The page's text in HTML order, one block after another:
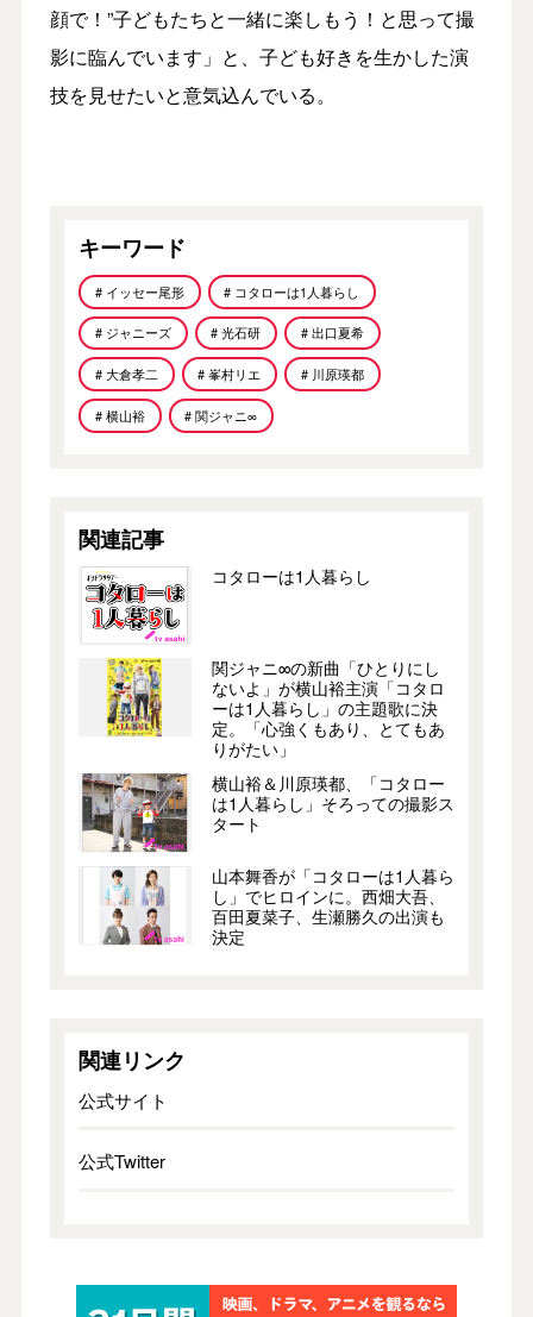
顔で！”子どもたちと一緒に楽しもう！と思って撮
影に臨んでいます」と、子ども好きを生かした演
技を見せたいと意気込んでいる。
キーワード
# イッセー尾形 # コタローは1人暮らし
# ジャニーズ # 光石研 # 出口夏希
# 大倉孝二 # 峯村リエ # 川原瑛都
# 横山裕 # 関ジャニ∞
関連記事
コタローは1人暮らし
関ジャニ∞の新曲「ひとりにし
ないよ」が横山裕主演「コタロ
ーは1人暮らし」の主題歌に決
定。「心強くもあり、とてもあ
りがたい」
横山裕＆川原瑛都、「コタロー
は1人暮らし」そろっての撮影ス
タート
山本舞香が「コタローは1人暮ら
し」でヒロインに。西畑大吾、
百田夏菜子、生瀬勝久の出演も
決定
関連リンク
公式サイト
公式Twitter